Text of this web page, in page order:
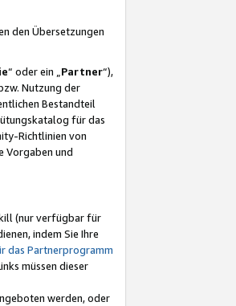
den Übersetzungen
“ oder ein „Partner“),
Nutzung der
Bestandteil
für das
Richtlinien von
Vorgaben und
(nur verfügbar für
indem Sie Ihre
das Partnerprogramm
müssen dieser
werden, oder